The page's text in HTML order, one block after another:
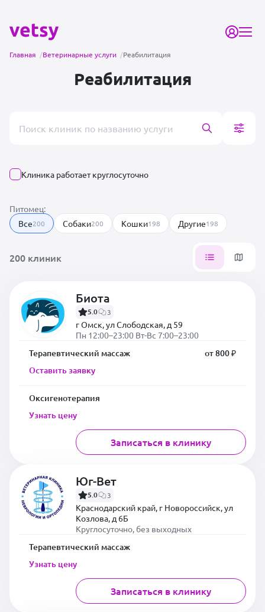
Главная /Ветеринарные услуги /Реабилитация
Реабилитация
Клиника работает круглосуточно
Питомец:
Все200 Собаки200 Кошки198 Другие198
200 клиник
Биота
5.0 3
г Омск, ул Слободская, д 59
Пн 12:00–23:00 Вт-Вс 7:00–23:00
Терапевтический массаж
от 800 ₽
Оставить заявку
Оксигенотерапия
Узнать цену
Записаться в клинику
Юг-Вет
5.0 3
Краснодарский край, г Новороссийск, ул
Козлова, д 6Б
Круглосуточно, без выходных
Терапевтический массаж
Узнать цену
Записаться в клинику